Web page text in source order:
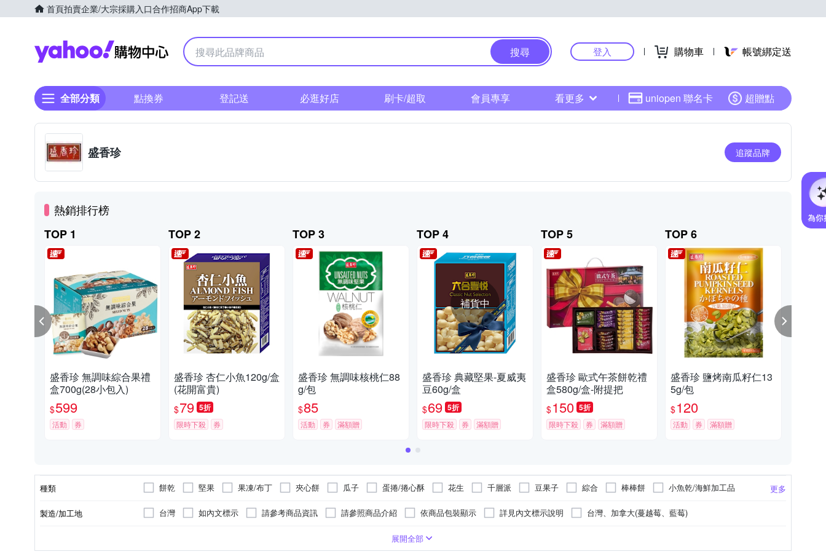
首頁拍賣企業/大宗採購入口合作招商App下載
Yahoo購物中心
搜尋 登入 購物車 帳號綁定送
全部分類 點換券 登記送 必逛好店 刷卡/超取 會員專享 看更多 uniopen 聯名卡 超贈點
盛香珍 追蹤品牌
熱銷排行榜
TOP 1
盛香珍 無調味綜合果禮
盒700g(28小包入)
$599
活動 券
TOP 2
盛香珍 杏仁小魚120g/盒
(花開富貴)
$79 5折
限時下殺 券
TOP 3
盛香珍 無調味核桃仁88
g/包
$85
活動 券 滿額贈
TOP 4
補貨中
盛香珍 典藏堅果-夏威夷
豆60g/盒
$69 5折
限時下殺 券 滿額贈
TOP 5
盛香珍 歐式午茶餅乾禮
盒580g/盒-附提把
$150 5折
限時下殺 券 滿額贈
TOP 6
盛香珍 鹽烤南瓜籽仁13
5g/包
$120
活動 券 滿額贈
種類 更多
餅乾 堅果 果凍/布丁 夾心餅 瓜子 蛋捲/捲心酥 花生 千層派 豆果子 綜合 棒棒餅
小魚乾/海鮮加工品
腰果
開心果 豌豆酥/可樂果 胡桃 肉乾/肉紙 蒟蒻乾/豆乾
製造/加工地 台灣 如內文標示 請參考商品資訊 請參照商品介紹 依商品包裝顯示 詳見內文標示說明 台灣、加拿大(蔓越莓、藍莓)
展開全部